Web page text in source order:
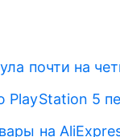
почти на
5
на